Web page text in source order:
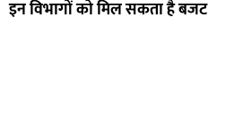
इन विभागों को मिल सकता है बजट